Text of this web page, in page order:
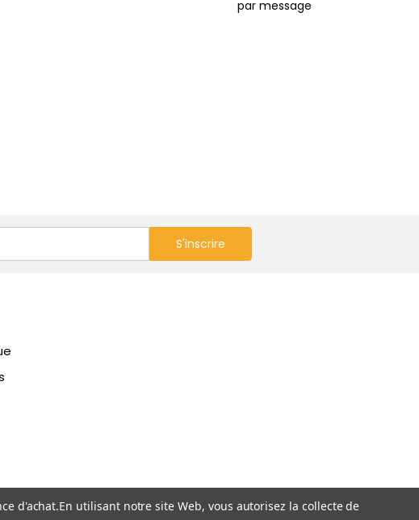
par message
d'achat.En utilisant notre site Web, vous autorisez la collecte de